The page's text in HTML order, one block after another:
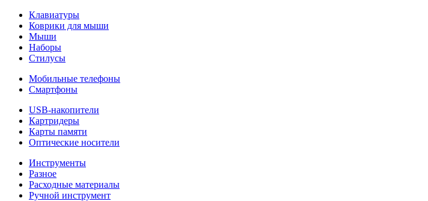
Клавиатуры
Коврики для мыши
Мыши
Наборы
Стилусы
Мобильные телефоны
Смартфоны
USB-накопители
Картридеры
Карты памяти
Оптические носители
Инструменты
Разное
Расходные материалы
Ручной инструмент